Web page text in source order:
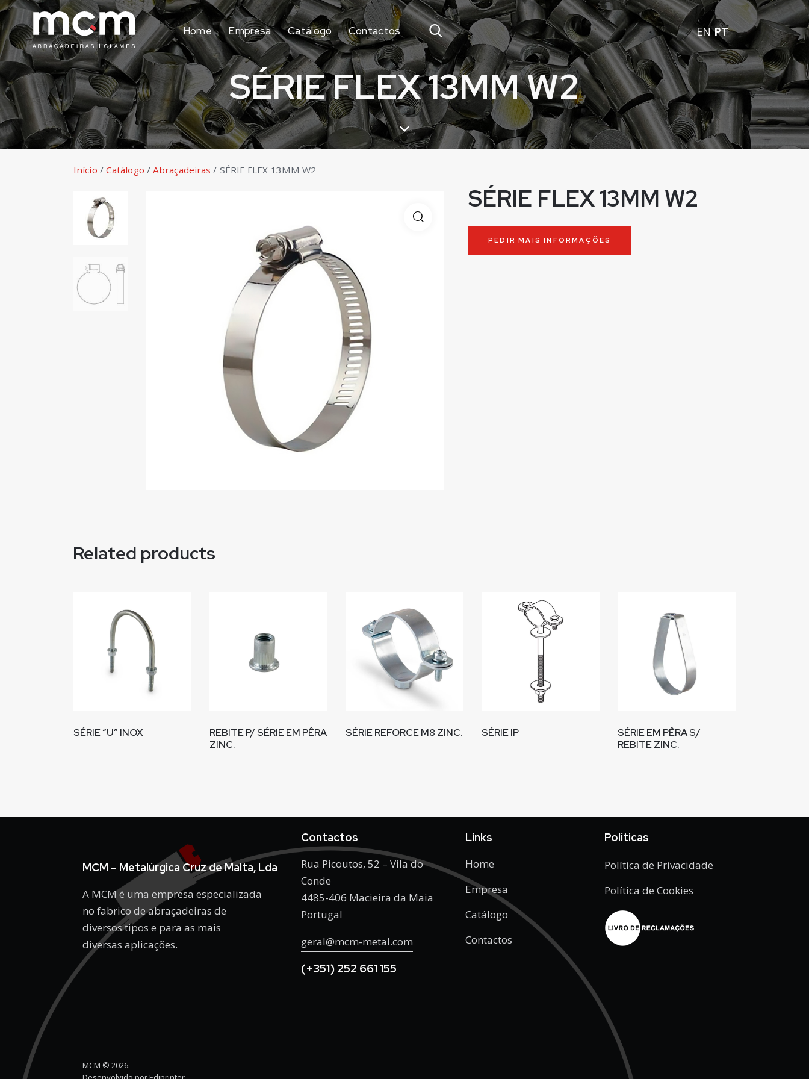
Home Empresa Catálogo Contactos EN PT
SÉRIE FLEX 13MM W2
Início / Catálogo /Abraçadeiras / SÉRIE FLEX 13MM W2
SÉRIE FLEX 13MM W2
PEDIR MAIS INFORMAÇÕES
Related products
SÉRIE “U” INOX
REBITE P/ SÉRIE EM PÊRA
ZINC.
SÉRIE REFORCE M8 ZINC. SÉRIE IP
SÉRIE EM PÊRA S/
REBITE ZINC.
MCM – Metalúrgica Cruz de Malta, Lda
A MCM é uma empresa especializada
no fabrico de abraçadeiras de
diversos tipos e para as mais
diversas aplicações.
Contactos
Rua Picoutos, 52 – Vila do
Conde
4485-406 Macieira da Maia
Portugal
geral@mcm-metal.com
(+351) 252 661 155
Links
Home
Empresa
Catálogo
Contactos
Políticas
Política de Privacidade
Política de Cookies
MCM © 2026.